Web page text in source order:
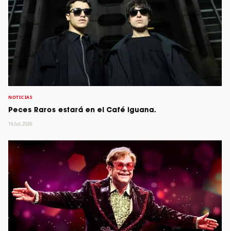
NOTICIAS
Peces Raros estará en el Café Iguana.
16 Jul, 2026